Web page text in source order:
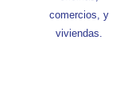
comercios, y
viviendas.